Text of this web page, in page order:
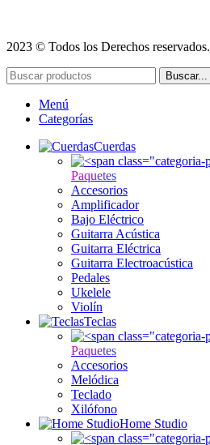
2023 © Todos los Derechos reservados.
Buscar...
Menú
Categorías
Cuerdas
Paquetes
Accesorios
Amplificador
Bajo Eléctrico
Guitarra Acústica
Guitarra Eléctrica
Guitarra Electroacústica
Pedales
Ukelele
Violín
Teclas
Paquetes
Accesorios
Melódica
Teclado
Xilófono
Home Studio